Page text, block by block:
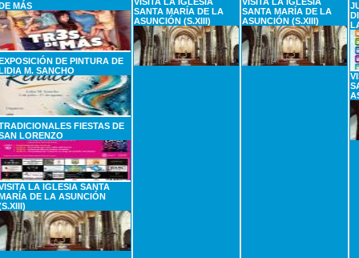
MÁS
DE PINTURA DE
M. SANCHO
FIESTAS DE
LORENZO
LA IGLESIA SANTA
DE LA ASUNCIÓN
VISITA LA IGLESIA
SANTA MARÍA DE LA
ASUNCIÓN (S.XIII)
VISITA LA IGLESIA
SANTA MARÍA DE LA
ASUNCIÓN (S.XIII)